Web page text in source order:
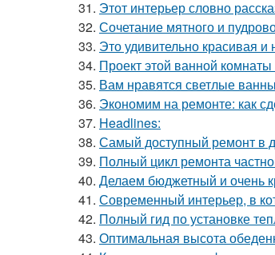
31. Этот интерьер словно
32. Сочетание мятного и
33. Это удивительно красивая
34. Проект этой ванной
35. Вам нравятся светлые
36. Экономим на ремонте: как
37. Headlines:
38. Самый доступный ремонт в
39. Полный цикл ремонта
40. Делаем бюджетный и очень
41. Современный интерьер, в
42. Полный гид по установке
43. Оптимальная высота